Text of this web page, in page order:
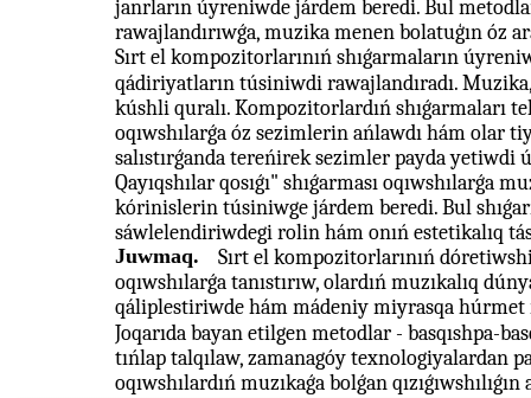
janrların úyreniwde járdem beredi. Bul
rawajlandırıwǵa, muzika menen bolatuģın óz
Sırt el kompozitorlarınıń shıǵarmaların
qádiriyatların túsiniwdi rawajlandıradı.
kúshli quralı. Kompozitorlardıń shıǵarmaları
oqıwshılarǵa óz sezimlerin ańlawdı hám olar
salıstırǵanda tereńirek sezimler payda
Qayıqshılar qosıǵı" shıǵarması oqıwshılarǵa
kórinislerin túsiniwge járdem beredi. Bul
sáwlelendiriwdegi rolin hám onıń estetikalıq
Juwmaq.
Sırt el kompozitorlarınıń
oqıwshılarǵa tanıstırıw, olardıń muzıkalıq
qáliplestiriwde hám mádeniy miyrasqa
Joqarıda bayan etilgen metodlar - basqıshpa-
tıńlap talqılaw, zamanagóy texnologiyalardan
oqıwshılardıń muzıkaǵa bolǵan